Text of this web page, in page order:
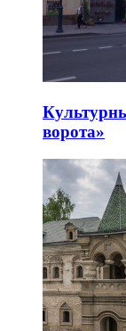
ворота»